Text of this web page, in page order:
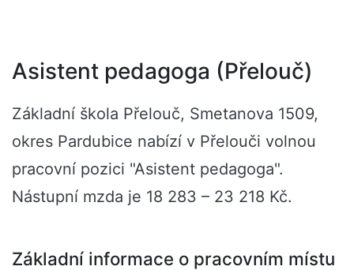
Asistent pedagoga (Přelouč)
Základní škola Přelouč, Smetanova 1509,
okres Pardubice nabízí v Přelouči volnou
pracovní pozici "Asistent pedagoga".
Nástupní mzda je 18 283 – 23 218 Kč.
Základní informace o pracovním místu